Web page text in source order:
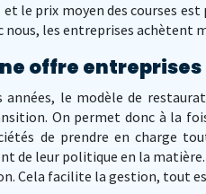
le prix moyen des courses
les entreprises achètent
offre entreprises
années, le modèle de
On permet donc à la
de prendre en charge
de leur politique en la
Cela facilite la gestion, tout